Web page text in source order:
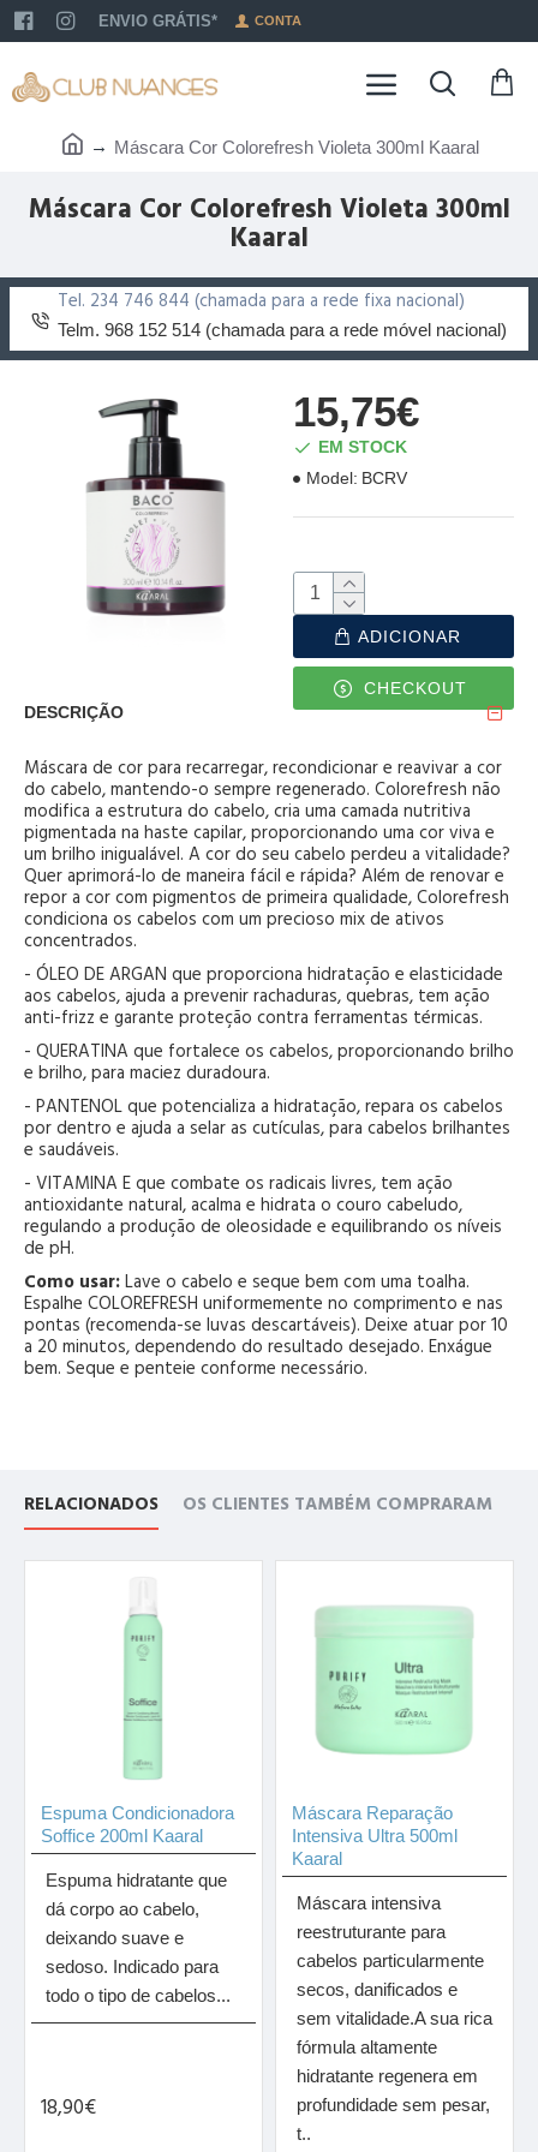
ENVIO GRÁTIS* CONTA
Máscara Cor Colorefresh Violeta 300ml Kaaral
Máscara Cor Colorefresh Violeta 300ml
Kaaral
Tel. 234 746 844 (chamada para a rede fixa nacional)
Telm. 968 152 514 (chamada para a rede móvel nacional)
15,75€
EM STOCK
Model: BCRV
ADICIONAR
CHECKOUT
DESCRIÇÃO
Máscara de cor para recarregar, recondicionar e reavivar a cor
do cabelo, mantendo-o sempre regenerado. Colorefresh não
modifica a estrutura do cabelo, cria uma camada nutritiva
pigmentada na haste capilar, proporcionando uma cor viva e
um brilho inigualável. A cor do seu cabelo perdeu a vitalidade?
Quer aprimorá-lo de maneira fácil e rápida? Além de renovar e
repor a cor com pigmentos de primeira qualidade, Colorefresh
condiciona os cabelos com um precioso mix de ativos
concentrados.
- ÓLEO DE ARGAN que proporciona hidratação e elasticidade
aos cabelos, ajuda a prevenir rachaduras, quebras, tem ação
anti-frizz e garante proteção contra ferramentas térmicas.
- QUERATINA que fortalece os cabelos, proporcionando brilho
e brilho, para maciez duradoura.
- PANTENOL que potencializa a hidratação, repara os cabelos
por dentro e ajuda a selar as cutículas, para cabelos brilhantes
e saudáveis.
- VITAMINA E que combate os radicais livres, tem ação
antioxidante natural, acalma e hidrata o couro cabeludo,
regulando a produção de oleosidade e equilibrando os níveis
de pH.
Como usar:Lave o cabelo e seque bem com uma toalha.
Espalhe COLOREFRESH uniformemente no comprimento e nas
pontas (recomenda-se luvas descartáveis). Deixe atuar por 10
a 20 minutos, dependendo do resultado desejado. Enxágue
bem. Seque e penteie conforme necessário.
RELACIONADOS OS CLIENTES TAMBÉM COMPRARAM
Espuma Condicionadora
Soffice 200ml Kaaral
Espuma hidratante que
dá corpo ao cabelo,
deixando suave e
sedoso. Indicado para
todo o tipo de cabelos...
18,90€
Máscara Reparação
Intensiva Ultra 500ml
Kaaral
Máscara intensiva
reestruturante para
cabelos particularmente
secos, danificados e
sem vitalidade.A sua rica
fórmula altamente
hidratante regenera em
profundidade sem pesar,
t..